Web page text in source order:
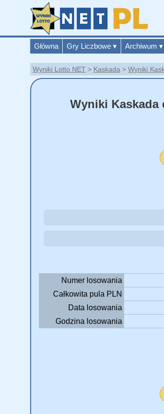
Główna Gry Liczbowe ▾ Archiwum ▾
Wyniki Lotto NET Kaskada Wyniki
Wyniki Kaskada
Numer losowania
Całkowita pula PLN
Data losowania
Godzina losowania